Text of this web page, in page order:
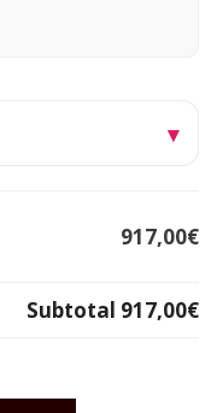
917,00€
Subtotal 917,00€